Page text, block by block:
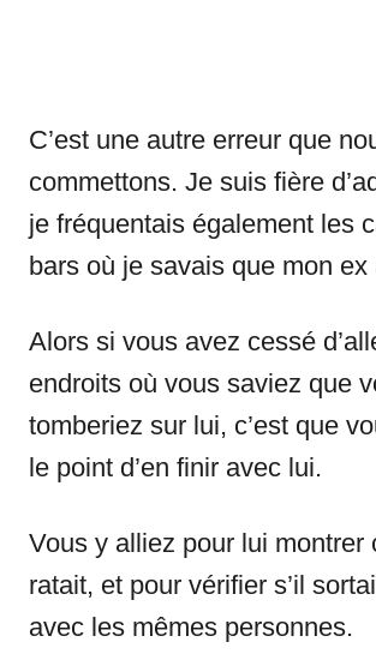
C’est une autre erreur que
commettons. Je suis fière
je fréquentais également les
bars où je savais que mon ex
Alors si vous avez cessé
endroits où vous saviez que
tomberiez sur lui, c’est que
le point d’en finir avec lui.
Vous y alliez pour lui montrer
ratait, et pour vérifier s’il
avec les mêmes personnes.